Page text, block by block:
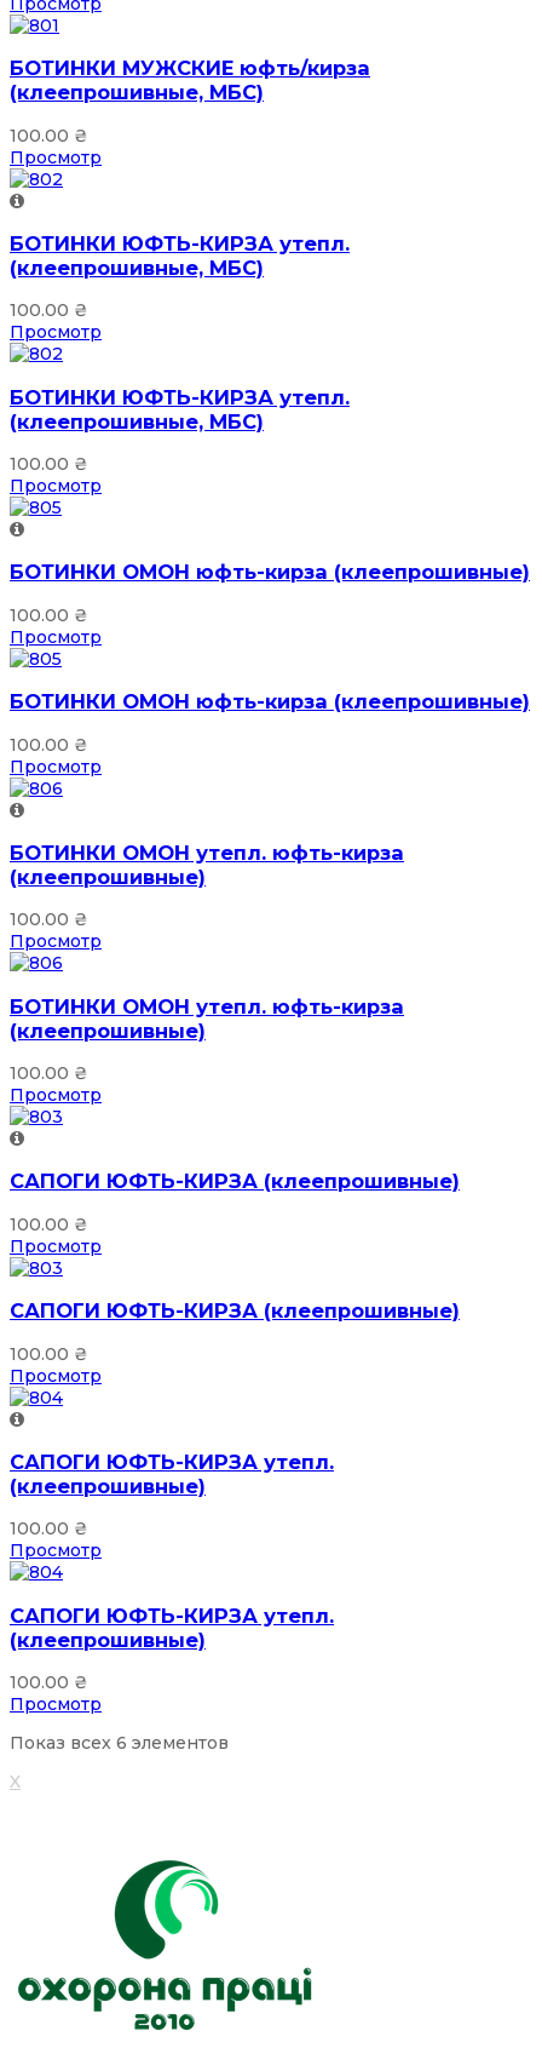
БОТИНКИ МУЖСКИЕ юфть/кирза
(клеепрошивные, МБС)
100.00 ₴
Просмотр
БОТИНКИ ЮФТЬ-КИРЗА утепл.
(клеепрошивные, МБС)
100.00 ₴
Просмотр
БОТИНКИ ЮФТЬ-КИРЗА утепл.
(клеепрошивные, МБС)
100.00 ₴
Просмотр
БОТИНКИ ОМОН юфть-кирза (клеепрошивные)
100.00 ₴
Просмотр
БОТИНКИ ОМОН юфть-кирза (клеепрошивные)
100.00 ₴
Просмотр
БОТИНКИ ОМОН утепл. юфть-кирза
(клеепрошивные)
100.00 ₴
Просмотр
БОТИНКИ ОМОН утепл. юфть-кирза
(клеепрошивные)
100.00 ₴
Просмотр
САПОГИ ЮФТЬ-КИРЗА (клеепрошивные)
100.00 ₴
Просмотр
САПОГИ ЮФТЬ-КИРЗА (клеепрошивные)
100.00 ₴
Просмотр
САПОГИ ЮФТЬ-КИРЗА утепл.
(клеепрошивные)
100.00 ₴
Просмотр
САПОГИ ЮФТЬ-КИРЗА утепл.
(клеепрошивные)
100.00 ₴
Просмотр
Показ всех 6 элементов
X